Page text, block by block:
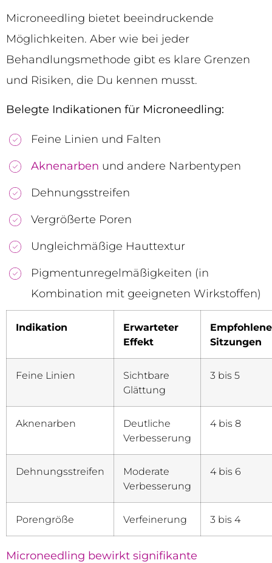
Microneedling bietet beeindruckende
Möglichkeiten. Aber wie bei jeder
Behandlungsmethode gibt es klare Grenzen
und Risiken, die Du kennen musst.
Belegte Indikationen für Microneedling:
Feine Linien und Falten
Aknenarben und andere Narbentypen
Dehnungsstreifen
Vergrößerte Poren
Ungleichmäßige Hauttextur
Pigmentunregelmäßigkeiten (in
Kombination mit geeigneten Wirkstoffen)
Indikation
Erwarteter
Effekt
Empfohlene
Sitzungen
Feine Linien
Sichtbare
Glättung
3 bis 5
Aknenarben
Deutliche
Verbesserung
4 bis 8
Dehnungsstreifen
Moderate
Verbesserung
4 bis 6
Porengröße Verfeinerung 3 bis 4
Microneedling bewirkt signifikante